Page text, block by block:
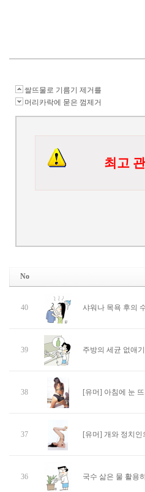
쌀뜨물로 기름기 제거를
머리카락에 묻은 껌제거
최고
No
40 샤워나 목욕 후의
39 주방의 세균 없애기
38 [유머] 아침에 눈
37 [유머] 개와 정치인
36 국수 삶은 물 활용